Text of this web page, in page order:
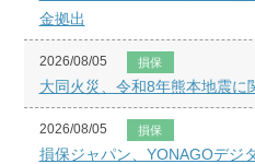
金拠出
2026/08/05 損保
大同火災、令和8年熊本地震に
2026/08/05 損保
損保ジャパン、YONAGOデジ